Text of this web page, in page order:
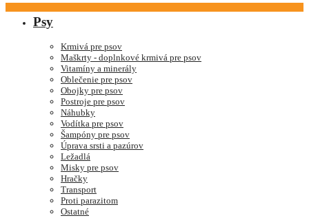
Psy
Krmivá pre psov
Maškrty - doplnkové krmivá pre psov
Vitamíny a minerály
Oblečenie pre psov
Obojky pre psov
Postroje pre psov
Náhubky
Vodítka pre psov
Šampóny pre psov
Úprava srsti a pazúrov
Ležadlá
Misky pre psov
Hračky
Transport
Proti parazitom
Ostatné